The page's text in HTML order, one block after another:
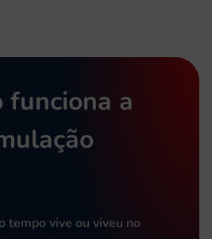
funciona a
tempo vive ou viveu no